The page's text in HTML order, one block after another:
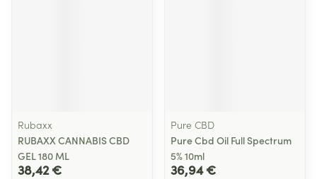
Rubaxx
RUBAXX CANNABIS CBD
GEL 180 ML
38,42 €
Pure CBD
Pure Cbd Oil Full Spectrum
5% 10ml
36,94 €